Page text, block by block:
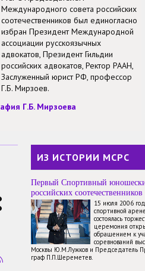
Международного совета российских
соотечественников был единогласно
избран Президент Международной
ассоциации русскоязычных
адвокатов, Президент Гильдии
российских адвокатов, Ректор РААН,
Заслуженный юрист РФ, профессор
Г.Б. Мирзоев.
Г.Б. Мирзоева
ИЗ ИСТОРИИ МСРС
Первый Спортивный
российских
15 июля 2006
спортивной
состоялась
церемония
обращением к
соревнований
Москвы Ю.М.Лужков и Председатель
граф П.П.Шереметев.